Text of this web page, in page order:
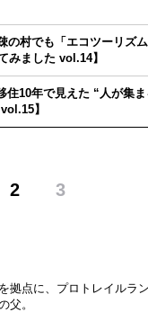
の村でも「エコツーリズ
みました vol.14】
10年で見えた “人が集
】
2 3
点に、プロトレイルラ
父。